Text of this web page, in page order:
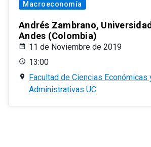
Macroeconomía
Andrés Zambrano,
Andes (Colombia)
11 de Noviembre de 2019
13:00
Facultad de Ciencias Económicas
Administrativas UC